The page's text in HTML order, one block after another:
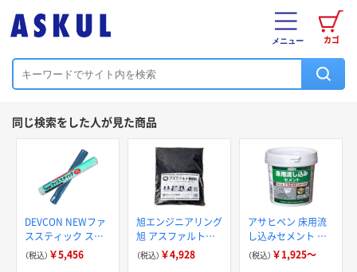
カゴ
メニュー
同じ検索をした人が見た商品
DEVCON NEWファ
ススティック ステ
ィック補修剤(緊急
用)114g DV16626 1
（税込） ￥5,456
旭エンジニアリング
旭 アスファルト補
修剤 AR 0825 1袋
252-2327（直送品）
（税込） ￥4,928
アサヒペン 床用流
し込みセメント グ
レー
（税込） ￥1,925～